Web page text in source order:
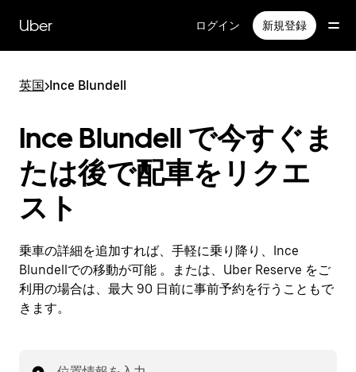
Uber ログイン 新規登録
英国>Ince Blundell
Ince Blundell で今すぐま
たは後で配車をリクエ
スト
乗車の詳細を追加すれば、手軽に乗り降り、Ince
Blundellでの移動が可能 。または、Uber Reserve をご
利用の場合は、最大 90 日前に事前予約を行うこともで
きます。